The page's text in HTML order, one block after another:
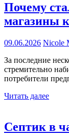
Почему
магазины
09.06.2026 Nicole
За последние
стремительно
потребители
Читать далее
Септик в